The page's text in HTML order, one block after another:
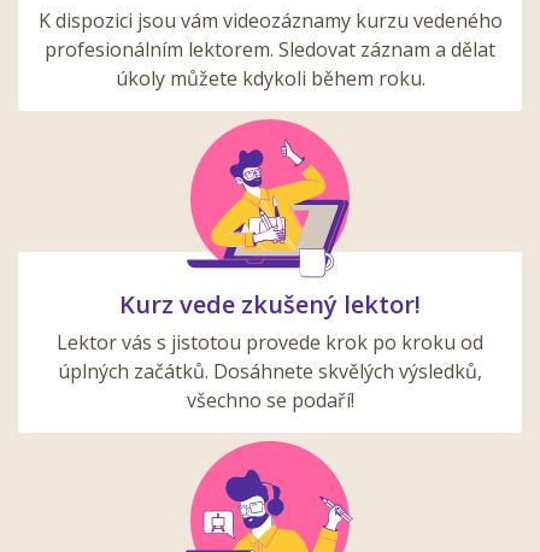
K dispozici jsou vám videozáznamy kurzu vedeného
profesionálním lektorem. Sledovat záznam a dělat
úkoly můžete kdykoli během roku.
Kurz vede zkušený lektor!
Lektor vás s jistotou provede krok po kroku od
úplných začátků. Dosáhnete skvělých výsledků,
všechno se podaří!